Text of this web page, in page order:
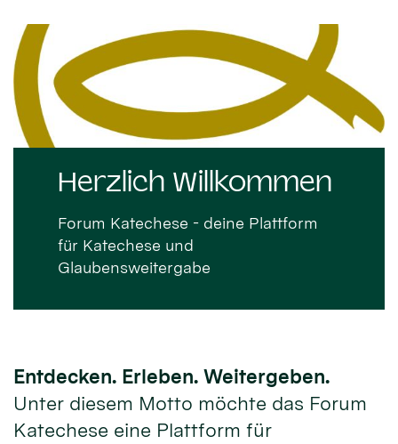
Herzlich Willkommen
Forum Katechese - deine Plattform
für Katechese und
Glaubensweitergabe
Entdecken. Erleben. Weitergeben.
Unter diesem Motto möchte das Forum
Katechese eine Plattform für